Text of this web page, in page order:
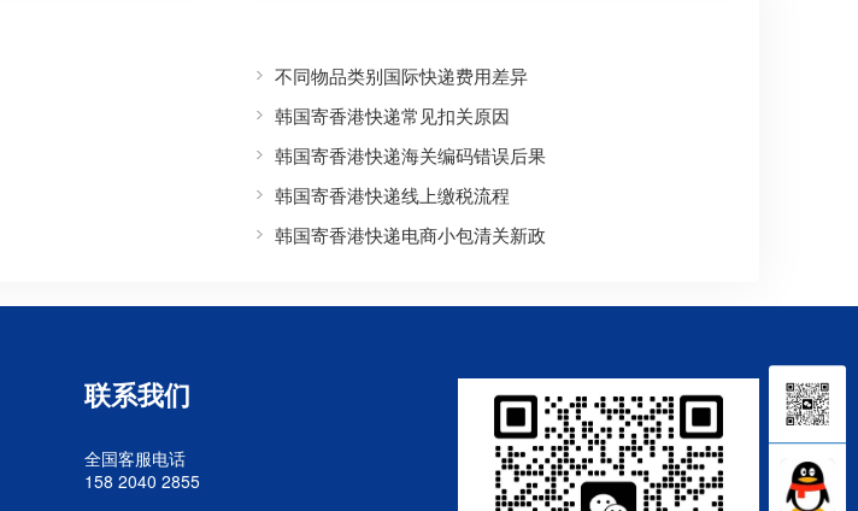
不同物品类别国际快递费用差异
韩国寄香港快递常见扣关原因
韩国寄香港快递海关编码错误后果
韩国寄香港快递线上缴税流程
韩国寄香港快递电商小包清关新政
联系我们
全国客服电话
158 2040 2855